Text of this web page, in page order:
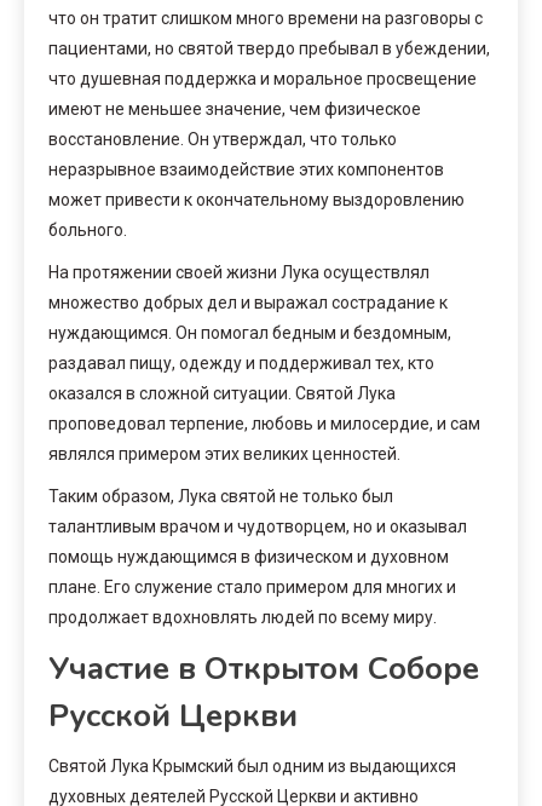
что он тратит слишком много времени на разговоры с
пациентами, но святой твердо пребывал в убеждении,
что душевная поддержка и моральное просвещение
имеют не меньшее значение, чем физическое
восстановление. Он утверждал, что только
неразрывное взаимодействие этих компонентов
может привести к окончательному выздоровлению
больного.
На протяжении своей жизни Лука осуществлял
множество добрых дел и выражал сострадание к
нуждающимся. Он помогал бедным и бездомным,
раздавал пищу, одежду и поддерживал тех, кто
оказался в сложной ситуации. Святой Лука
проповедовал терпение, любовь и милосердие, и сам
являлся примером этих великих ценностей.
Таким образом, Лука святой не только был
талантливым врачом и чудотворцем, но и оказывал
помощь нуждающимся в физическом и духовном
плане. Его служение стало примером для многих и
продолжает вдохновлять людей по всему миру.
Участие в Открытом Соборе
Русской Церкви
Святой Лука Крымский был одним из выдающихся
духовных деятелей Русской Церкви и активно